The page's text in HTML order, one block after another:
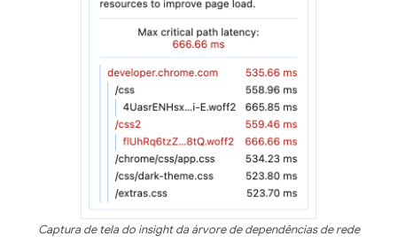
Captura de tela do insight da árvore de dependências de rede